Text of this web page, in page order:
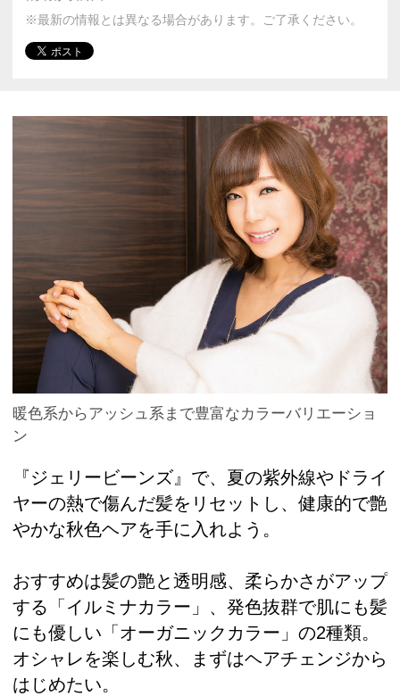
※最新の情報とは異なる場合があります。ご了承ください。
暖色系からアッシュ系まで豊富なカラーバリエーショ
ン
『ジェリービーンズ』で、夏の紫外線やドライ
ヤーの熱で傷んだ髪をリセットし、健康的で艶
やかな秋色ヘアを手に入れよう。
おすすめは髪の艶と透明感、柔らかさがアップ
する「イルミナカラー」、発色抜群で肌にも髪
にも優しい「オーガニックカラー」の2種類。
オシャレを楽しむ秋、まずはヘアチェンジから
はじめたい。